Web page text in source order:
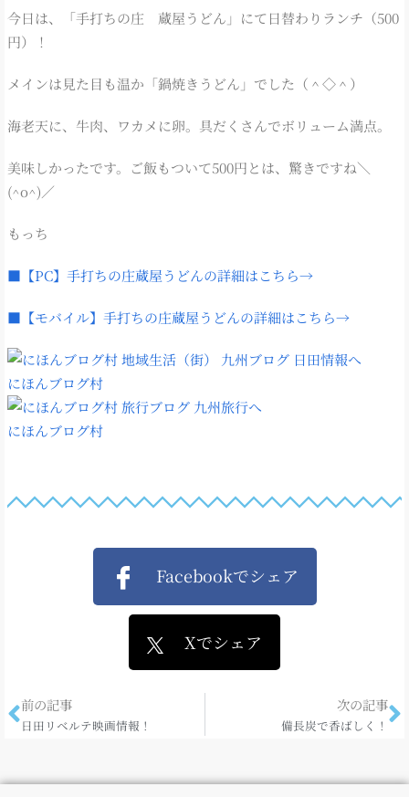
今日は、「手打ちの庄 蔵屋うどん」にて日替わりランチ（500
円）！
メインは見た目も温か「鍋焼きうどん」でした（＾◇＾）
海老天に、牛肉、ワカメに卵。具だくさんでボリューム満点。
美味しかったです。ご飯もついて500円とは、驚きですね＼
(^o^)／
もっち
■【PC】手打ちの庄蔵屋うどんの詳細はこちら→
■【モバイル】手打ちの庄蔵屋うどんの詳細はこちら→
にほんブログ村
にほんブログ村
Facebookでシェア
Xでシェア
前の記事
日田リベルテ映画情報！
次の記事
備長炭で香ばしく！